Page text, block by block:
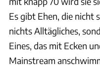
Es gibt Ehen, die nicht
nichts Alltägliches,
Eines, das mit Ecken
Mainstream